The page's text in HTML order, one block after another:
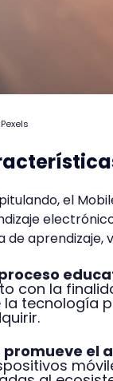
el
de aprendizaje,
con la
la tecnología
promueve el